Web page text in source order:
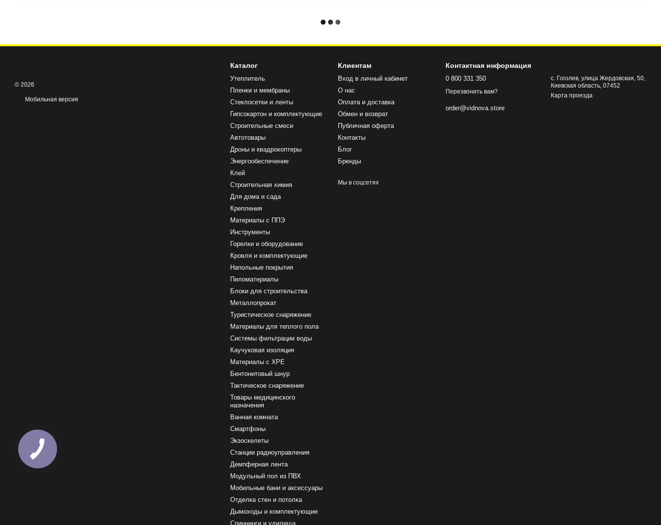
© 2026
Мобильная версия
Каталог
Утеплитель
Пленки и мембраны
Стеклосетки и ленты
Гипсокартон и комплектующие
Строительные смеси
Автотовары
Дроны и квадрокоптеры
Энергообеспечение
Клей
Строительная химия
Для дома и сада
Крепления
Материалы с ППЭ
Инструменты
Горелки и оборудование
Кровля и комплектующие
Напольные покрытия
Пиломатериалы
Блоки для строительства
Металлопрокат
Туристическое снаряжение
Материалы для теплого пола
Системы фильтрации воды
Каучуковая изоляция
Материалы с ХРЕ
Бентонитовый шнур
Тактическое снаряжение
Товары медицинского
назначения
Ванная комната
Смартфоны
Экзоскелеты
Станции радиоуправления
Демпферная лента
Модульный пол из ПВХ
Мобильные бани и аксессуары
Отделка стен и потолка
Дымоходы и комплектующие
Спиннинги и удилища
Клиентам
Вход в личный кабинет
О нас
Оплата и доставка
Обмен и возврат
Публичная оферта
Контакты
Блог
Бренды
Мы в соцсетях
Контактная информация
0 800 331 350
Перезвонить вам?
order@vidnova.store
с. Гоголев, улица Жердовская, 50,
Киевская область, 07452
Карта проезда